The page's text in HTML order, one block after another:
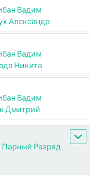
Вадим
Александр
Вадим
Никита
Вадим
Дмитрий
Разряд